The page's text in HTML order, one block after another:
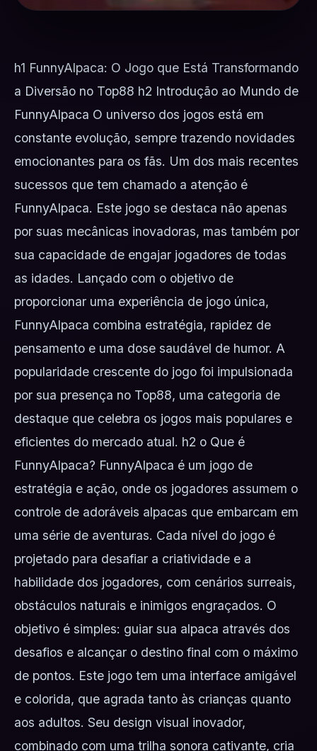
h1 FunnyAlpaca: O Jogo que Está Transformando
a Diversão no Top88 h2 Introdução ao Mundo de
FunnyAlpaca O universo dos jogos está em
constante evolução, sempre trazendo novidades
emocionantes para os fãs. Um dos mais recentes
sucessos que tem chamado a atenção é
FunnyAlpaca. Este jogo se destaca não apenas
por suas mecânicas inovadoras, mas também por
sua capacidade de engajar jogadores de todas
as idades. Lançado com o objetivo de
proporcionar uma experiência de jogo única,
FunnyAlpaca combina estratégia, rapidez de
pensamento e uma dose saudável de humor. A
popularidade crescente do jogo foi impulsionada
por sua presença no Top88, uma categoria de
destaque que celebra os jogos mais populares e
eficientes do mercado atual. h2 o Que é
FunnyAlpaca? FunnyAlpaca é um jogo de
estratégia e ação, onde os jogadores assumem o
controle de adoráveis alpacas que embarcam em
uma série de aventuras. Cada nível do jogo é
projetado para desafiar a criatividade e a
habilidade dos jogadores, com cenários surreais,
obstáculos naturais e inimigos engraçados. O
objetivo é simples: guiar sua alpaca através dos
desafios e alcançar o destino final com o máximo
de pontos. Este jogo tem uma interface amigável
e colorida, que agrada tanto às crianças quanto
aos adultos. Seu design visual inovador,
combinado com uma trilha sonora cativante, cria